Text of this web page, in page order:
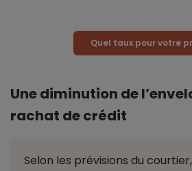
Quel taux pour votre
Une diminution de
rachat de crédit
Selon les prévisions du